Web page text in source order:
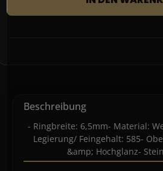
Beschreibung
- Ringbreite: 6,5mm- Material:
Legierung/ Feingehalt: 585-
&amp; Hochglanz-